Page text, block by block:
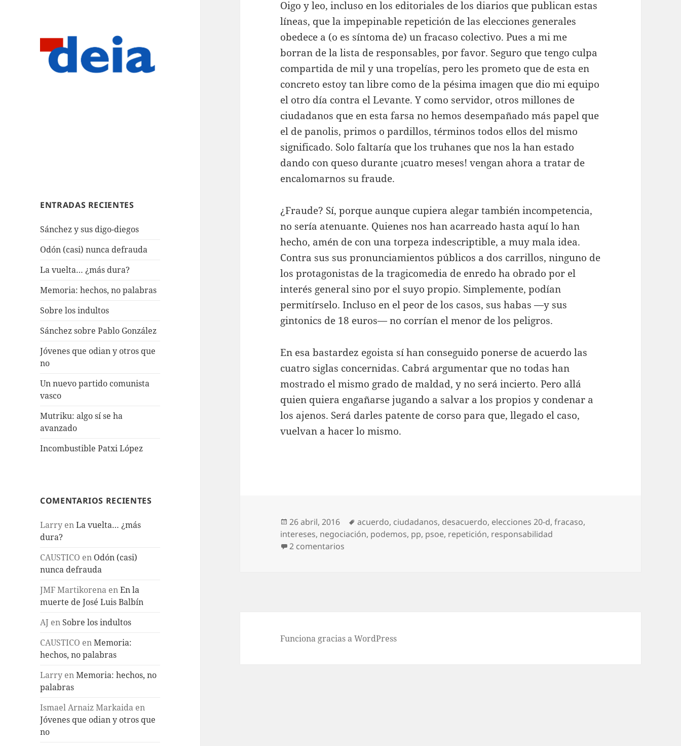
ENTRADAS RECIENTES
Sánchez y sus digo-diegos
Odón (casi) nunca defrauda
La vuelta… ¿más dura?
Memoria: hechos, no palabras
Sobre los indultos
Sánchez sobre Pablo González
Jóvenes que odian y otros que
no
Un nuevo partido comunista
vasco
Mutriku: algo sí se ha
avanzado
Incombustible Patxi López
COMENTARIOS RECIENTES
Larry enLa vuelta… ¿más
dura?
CAUSTICO en Odón (casi)
nunca defrauda
JMF Martikorena enEn la
muerte de José Luis Balbín
AJ en Sobre los indultos
CAUSTICO enMemoria:
hechos, no palabras
Larry enMemoria: hechos, no
palabras
Ismael Arnaiz Markaida en
Jóvenes que odian y otros que
no
Oigo y leo, incluso en los editoriales de los diarios que publican estas
líneas, que la impepinable repetición de las elecciones generales
obedece a (o es síntoma de) un fracaso colectivo. Pues a mi me
borran de la lista de responsables, por favor. Seguro que tengo culpa
compartida de mil y una tropelías, pero les prometo que de esta en
concreto estoy tan libre como de la pésima imagen que dio mi equipo
el otro día contra el Levante. Y como servidor, otros millones de
ciudadanos que en esta farsa no hemos desempañado más papel que
el de panolis, primos o pardillos, términos todos ellos del mismo
significado. Solo faltaría que los truhanes que nos la han estado
dando con queso durante ¡cuatro meses! vengan ahora a tratar de
encalomarnos su fraude.
¿Fraude? Sí, porque aunque cupiera alegar también incompetencia,
no sería atenuante. Quienes nos han acarreado hasta aquí lo han
hecho, amén de con una torpeza indescriptible, a muy mala idea.
Contra sus sus pronunciamientos públicos a dos carrillos, ninguno de
los protagonistas de la tragicomedia de enredo ha obrado por el
interés general sino por el suyo propio. Simplemente, podían
permitírselo. Incluso en el peor de los casos, sus habas —y sus
gintonics de 18 euros— no corrían el menor de los peligros.
En esa bastardez egoista sí han conseguido ponerse de acuerdo las
cuatro siglas concernidas. Cabrá argumentar que no todas han
mostrado el mismo grado de maldad, y no será incierto. Pero allá
quien quiera engañarse jugando a salvar a los propios y condenar a
los ajenos. Será darles patente de corso para que, llegado el caso,
vuelvan a hacer lo mismo.
Publicado
el
26 abril, 2016 Etiquetas
acuerdo, ciudadanos, desacuerdo, elecciones 20-d,fracaso,
intereses, negociación, podemos, pp, psoe, repetición, responsabilidad
2 comentarios
Funciona gracias a WordPress